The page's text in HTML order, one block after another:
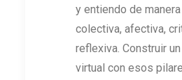
y entiendo de
colectiva, afectiva,
reflexiva. Construir
virtual con esos